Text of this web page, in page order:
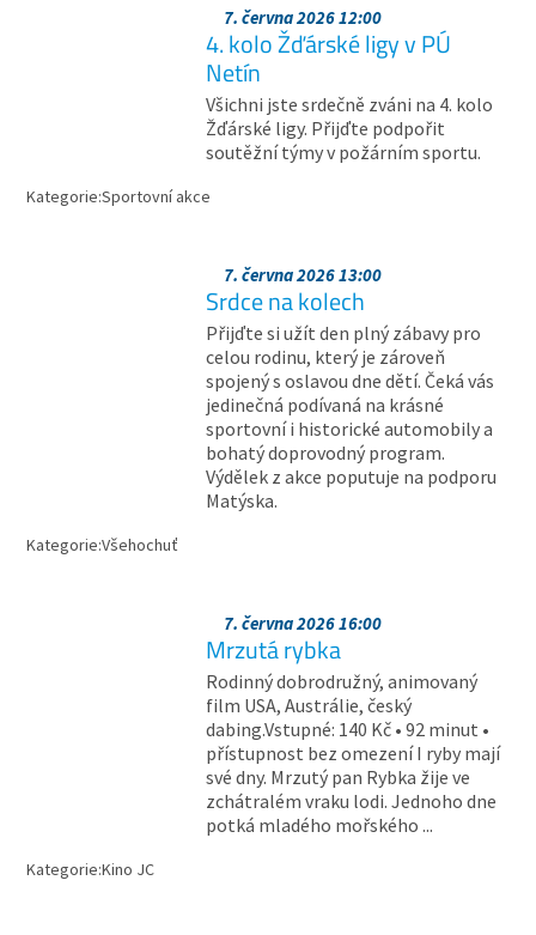
7. června 2026 12:00
4. kolo Žďárské ligy v PÚ
Netín
Všichni jste srdečně zváni na 4. kolo
Žďárské ligy. Přijďte podpořit
soutěžní týmy v požárním sportu.
Kategorie:Sportovní akce
7. června 2026 13:00
Srdce na kolech
Přijďte si užít den plný zábavy pro
celou rodinu, který je zároveň
spojený s oslavou dne dětí. Čeká vás
jedinečná podívaná na krásné
sportovní i historické automobily a
bohatý doprovodný program.
Výdělek z akce poputuje na podporu
Matýska.
Kategorie:Všehochuť
7. června 2026 16:00
Mrzutá rybka
Rodinný dobrodružný, animovaný
film USA, Austrálie, český
dabing.Vstupné: 140 Kč • 92 minut •
přístupnost bez omezení I ryby mají
své dny. Mrzutý pan Rybka žije ve
zchátralém vraku lodi. Jednoho dne
potká mladého mořského ...
Kategorie:Kino JC